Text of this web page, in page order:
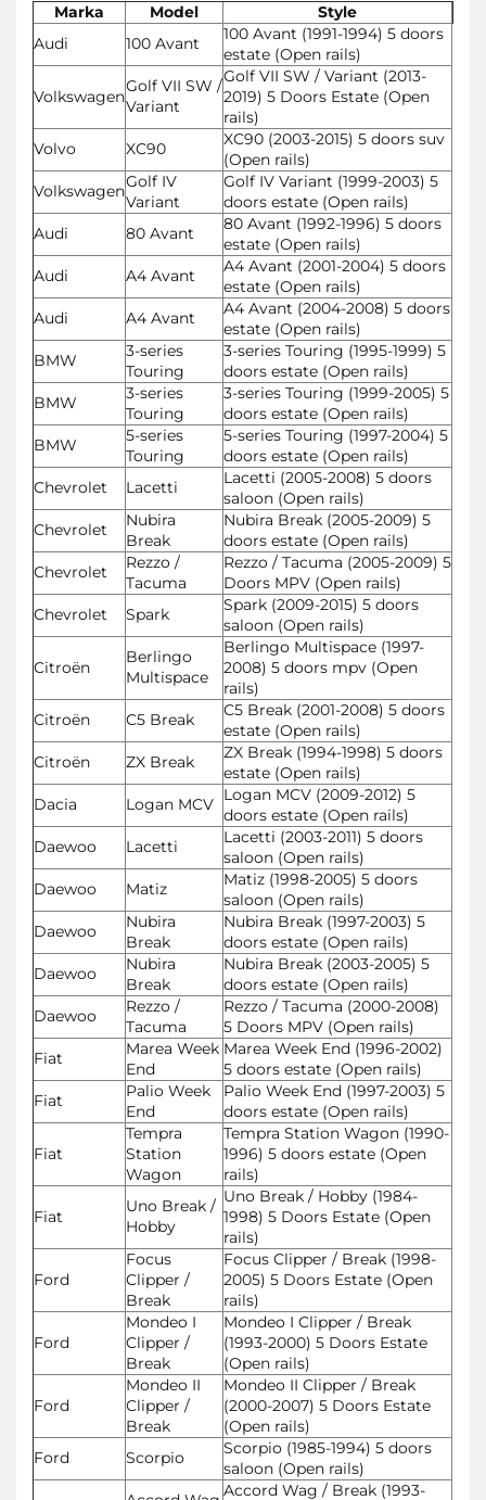
Marka Model
Style
Audi
100 Avant
100 Avant (1991-1994) 5 doors
estate (Open rails)
Volkswagen
Golf VII SW /
Variant
Golf VII SW / Variant (2013-
2019) 5 Doors Estate (Open
rails)
Volvo
XC90
XC90 (2003-2015) 5 doors suv
(Open rails)
VolkswagenGolf IV
Variant
Golf IV Variant (1999-2003) 5
doors estate (Open rails)
Audi
80 Avant
80 Avant (1992-1996) 5 doors
estate (Open rails)
Audi
A4 Avant
A4 Avant (2001-2004) 5 doors
estate (Open rails)
Audi
A4 Avant
A4 Avant (2004-2008) 5 doors
estate (Open rails)
BMW
3-series
Touring
3-series Touring (1995-1999) 5
doors estate (Open rails)
BMW
3-series
Touring
3-series Touring (1999-2005) 5
doors estate (Open rails)
BMW
5-series
Touring
5-series Touring (1997-2004) 5
doors estate (Open rails)
Chevrolet
Lacetti
Lacetti (2005-2008) 5 doors
saloon (Open rails)
Chevrolet
Nubira
Break
Nubira Break (2005-2009) 5
doors estate (Open rails)
Chevrolet
Rezzo /
Tacuma
Rezzo / Tacuma (2005-2009) 5
Doors MPV (Open rails)
Chevrolet
Spark
Spark (2009-2015) 5 doors
saloon (Open rails)
Citroën
Berlingo
Multispace
Berlingo Multispace (1997-
2008) 5 doors mpv (Open
rails)
Citroën
C5 Break
C5 Break (2001-2008) 5 doors
estate (Open rails)
Citroën
ZX Break
ZX Break (1994-1998) 5 doors
estate (Open rails)
Dacia
Logan MCV Logan MCV (2009-2012) 5
doors estate (Open rails)
Daewoo
Lacetti
Lacetti (2003-2011) 5 doors
saloon (Open rails)
Daewoo
Matiz
Matiz (1998-2005) 5 doors
saloon (Open rails)
Daewoo
Nubira
Break
Nubira Break (1997-2003) 5
doors estate (Open rails)
Daewoo
Nubira
Break
Nubira Break (2003-2005) 5
doors estate (Open rails)
Daewoo
Rezzo /
Tacuma
Rezzo / Tacuma (2000-2008)
5 Doors MPV (Open rails)
Fiat
Marea Week
End
Marea Week End (1996-2002)
5 doors estate (Open rails)
Fiat
Palio Week
End
Palio Week End (1997-2003) 5
doors estate (Open rails)
Fiat
Tempra
Station
Wagon
Tempra Station Wagon (1990-
1996) 5 doors estate (Open
rails)
Fiat
Uno Break /
Hobby
Uno Break / Hobby (1984-
1998) 5 Doors Estate (Open
rails)
Ford
Focus
Clipper /
Break
Focus Clipper / Break (1998-
2005) 5 Doors Estate (Open
rails)
Ford
Mondeo I
Clipper /
Break
Mondeo I Clipper / Break
(1993-2000) 5 Doors Estate
(Open rails)
Ford
Mondeo II
Clipper /
Break
Mondeo II Clipper / Break
(2000-2007) 5 Doors Estate
(Open rails)
Ford
Scorpio
Scorpio (1985-1994) 5 doors
saloon (Open rails)
Accord Wag / Break (1993-